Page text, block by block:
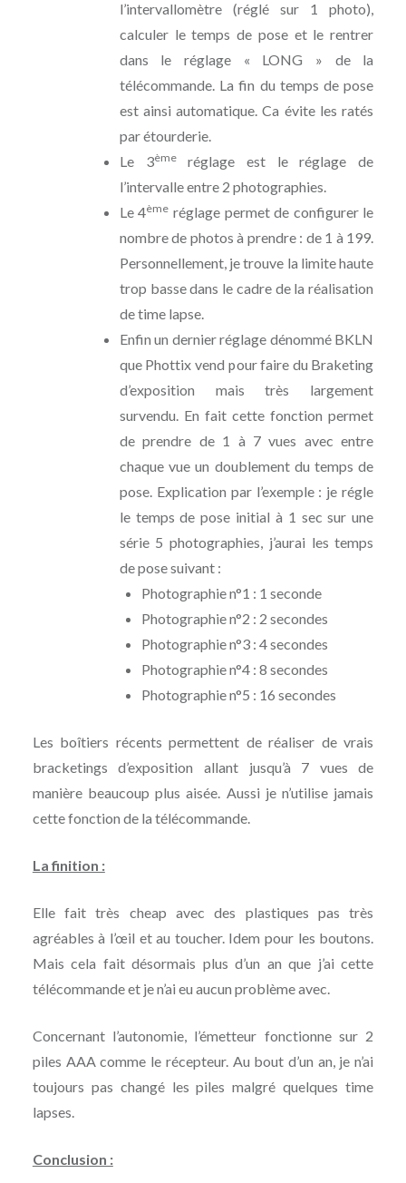
l’intervallomètre (réglé sur 1 photo),
calculer le temps de pose et le rentrer
dans le réglage « LONG » de la
télécommande. La fin du temps de pose
est ainsi automatique. Ca évite les ratés
par étourderie.
Le 3èmeréglage est le réglage de
l’intervalle entre 2 photographies.
Le 4ème réglage permet de configurer le
nombre de photos à prendre : de 1 à 199.
Personnellement, je trouve la limite haute
trop basse dans le cadre de la réalisation
de time lapse.
Enfin un dernier réglage dénommé BKLN
que Phottix vend pour faire du Braketing
d’exposition mais très largement
survendu. En fait cette fonction permet
de prendre de 1 à 7 vues avec entre
chaque vue un doublement du temps de
pose. Explication par l’exemple : je régle
le temps de pose initial à 1 sec sur une
série 5 photographies, j’aurai les temps
de pose suivant :
Photographie n°1 : 1 seconde
Photographie n°2 : 2 secondes
Photographie n°3 : 4 secondes
Photographie n°4 : 8 secondes
Photographie n°5 : 16 secondes
Les boîtiers récents permettent de réaliser de vrais
bracketings d’exposition allant jusqu’à 7 vues de
manière beaucoup plus aisée. Aussi je n’utilise jamais
cette fonction de la télécommande.
La finition :
Elle fait très cheap avec des plastiques pas très
agréables à l’œil et au toucher. Idem pour les boutons.
Mais cela fait désormais plus d’un an que j’ai cette
télécommande et je n’ai eu aucun problème avec.
Concernant l’autonomie, l’émetteur fonctionne sur 2
piles AAA comme le récepteur. Au bout d’un an, je n’ai
toujours pas changé les piles malgré quelques time
lapses.
Conclusion :